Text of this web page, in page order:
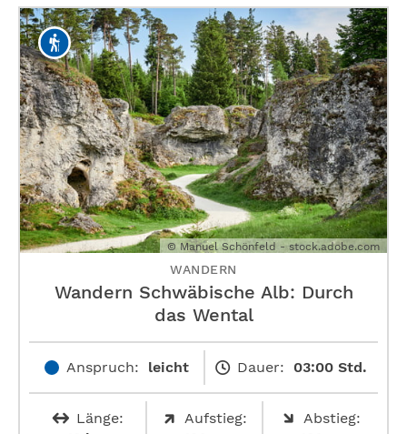
© Manuel Schönfeld - stock.adobe.com
WANDERN
Wandern Schwäbische Alb: Durch
das Wental
Anspruch: leicht Dauer: 03:00 Std.
Länge:
Aufstieg:
Abstieg: